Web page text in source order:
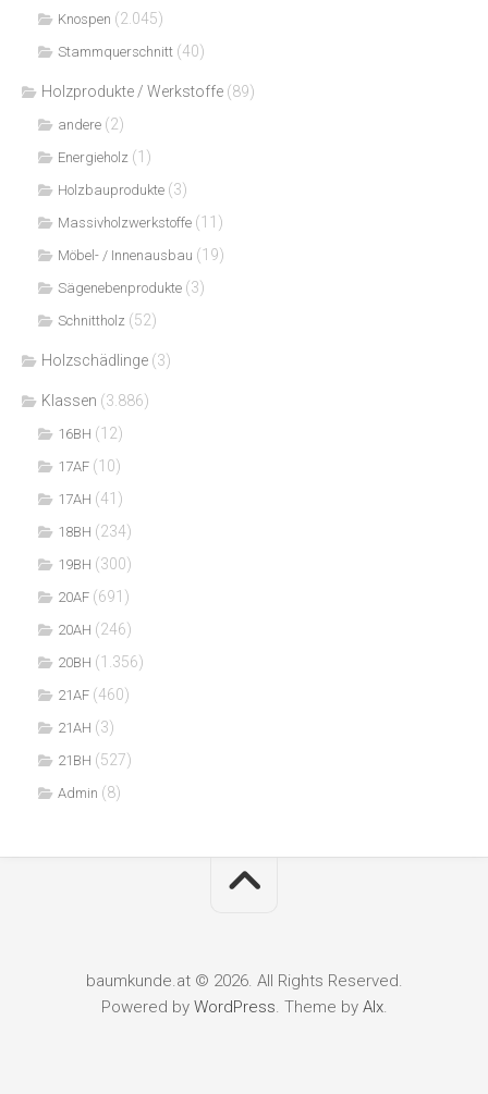
Knospen (2.045)
Stammquerschnitt (40)
Holzprodukte / Werkstoffe (89)
andere (2)
Energieholz (1)
Holzbauprodukte (3)
Massivholzwerkstoffe (11)
Möbel- / Innenausbau (19)
Sägenebenprodukte (3)
Schnittholz (52)
Holzschädlinge (3)
Klassen (3.886)
16BH (12)
17AF (10)
17AH (41)
18BH (234)
19BH (300)
20AF (691)
20AH (246)
20BH (1.356)
21AF (460)
21AH (3)
21BH (527)
Admin (8)
baumkunde.at © 2026. All Rights Reserved.
Powered by WordPress. Theme by Alx.